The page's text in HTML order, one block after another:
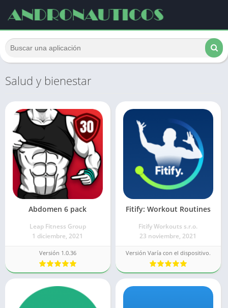
Salud y bienestar
Abdomen 6 pack
Leap Fitness Group
1 diciembre, 2021
Versión 1.0.36
Fitify: Workout Routines
Fitify Workouts s.r.o.
23 noviembre, 2021
Versión Varía con el dispositivo.